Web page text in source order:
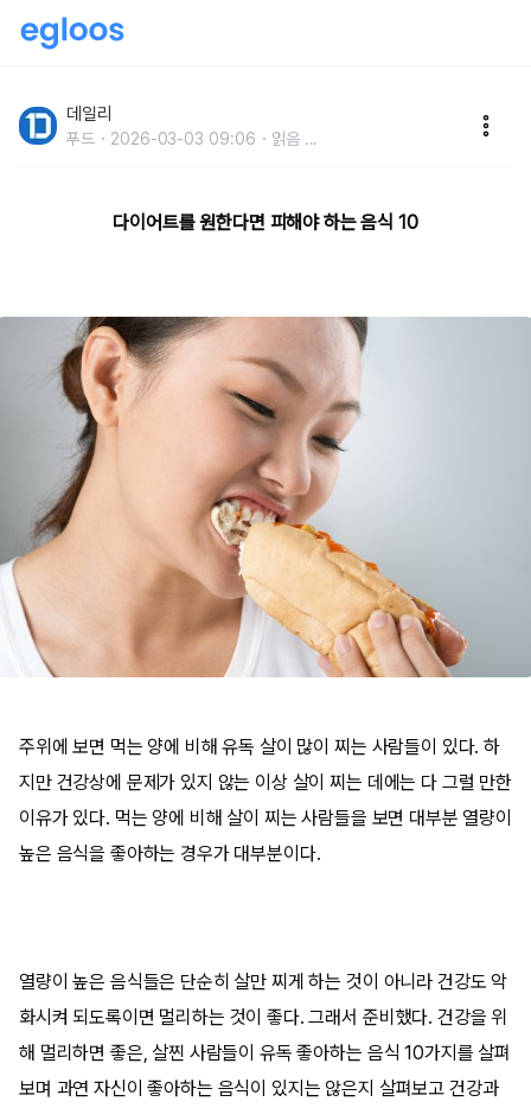
데일리
푸드 2026-03-03 09:06 읽음 ...
다이어트를 원한다면 피해야 하는 음식 10
주위에 보면 먹는 양에 비해 유독 살이 많이 찌는 사람들이 있다. 하
지만 건강상에 문제가 있지 않는 이상 살이 찌는 데에는 다 그럴 만한
이유가 있다. 먹는 양에 비해 살이 찌는 사람들을 보면 대부분 열량이
높은 음식을 좋아하는 경우가 대부분이다.
열량이 높은 음식들은 단순히 살만 찌게 하는 것이 아니라 건강도 악
화시켜 되도록이면 멀리하는 것이 좋다. 그래서 준비했다. 건강을 위
해 멀리하면 좋은, 살찐 사람들이 유독 좋아하는 음식 10가지를 살펴
보며 과연 자신이 좋아하는 음식이 있지는 않은지 살펴보고 건강과